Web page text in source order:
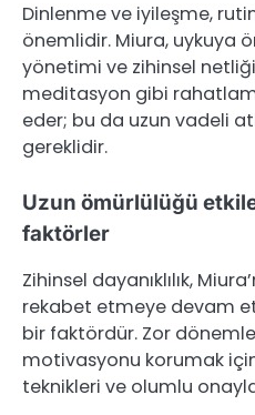
Dinlenme ve iyileşme,
önemlidir. Miura, uykuya
yönetimi ve zihinsel
meditasyon gibi
eder; bu da uzun vadeli
gereklidir.
Uzun ömürlülüğü
faktörler
Zihinsel dayanıklılık,
rekabet etmeye devam
bir faktördür. Zor
motivasyonu korumak
teknikleri ve olumlu